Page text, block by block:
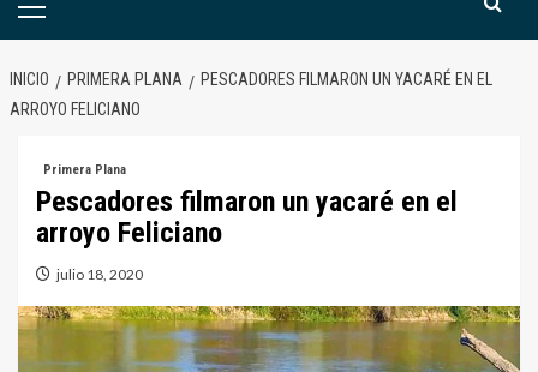
Menú
INICIO PRIMERA PLANA
PESCADORES FILMARON UN YACARÉ EN EL
ARROYO FELICIANO
Primera Plana
Pescadores filmaron un yacaré en el
arroyo Feliciano
julio 18, 2020